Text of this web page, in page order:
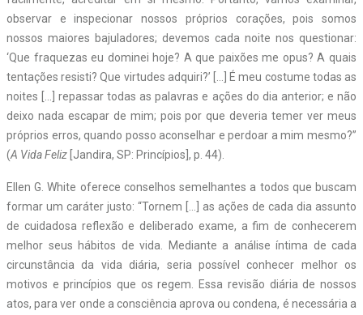
observar e inspecionar nossos próprios corações, pois somos
nossos maiores bajuladores; devemos cada noite nos questionar:
‘Que fraquezas eu dominei hoje? A que paixões me opus? A quais
tentações resisti? Que virtudes adquiri?’ […] É meu costume todas as
noites […] repassar todas as palavras e ações do dia anterior; e não
deixo nada escapar de mim; pois por que deveria temer ver meus
próprios erros, quando posso aconselhar e perdoar a mim mesmo?”
(A Vida Feliz [Jandira, SP: Princípios], p. 44).
Ellen G. White oferece conselhos semelhantes a todos que buscam
formar um caráter justo: “Tornem […] as ações de cada dia assunto
de cuidadosa reflexão e deliberado exame, a fim de conhecerem
melhor seus hábitos de vida. Mediante a análise íntima de cada
circunstância da vida diária, seria possível conhecer melhor os
motivos e princípios que os regem. Essa revisão diária de nossos
atos, para ver onde a consciência aprova ou condena, é necessária a